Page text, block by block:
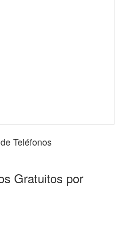
Teléfonos
Gratuitos por